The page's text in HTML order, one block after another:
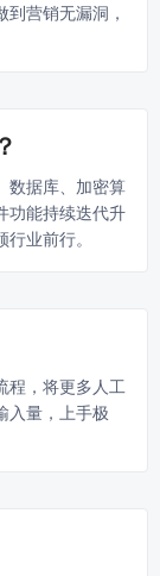
营销无漏洞，
数据库、加密算
功能持续迭代升
业前行。
程，将更多人工
入量，上手极